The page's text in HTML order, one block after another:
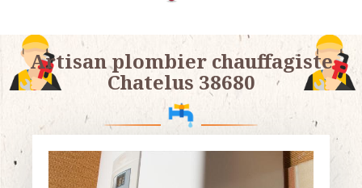
Artisan plombier chauffagiste
Chatelus 38680